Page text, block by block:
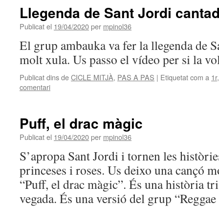
Llegenda de Sant Jordi
Publicat el 19/04/2020per mpinol36
El grup ambauka va fer la llegenda de
molt xula. Us passo el vídeo per si la
Publicat dins deCICLE MITJÀ, PAS A PAS | Etiquetat com a 1r
comentari
Puff, el drac màgic
Publicat el 19/04/2020per mpinol36
S’apropa Sant Jordi i tornen les
princeses i roses. Us deixo una cançó
“Puff, el drac màgic”. És una història
vegada. És una versió del grup